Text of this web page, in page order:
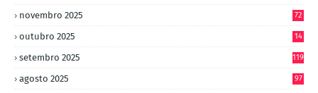
novembro 2025 72
outubro 2025
14
setembro 2025 119
agosto 2025 97